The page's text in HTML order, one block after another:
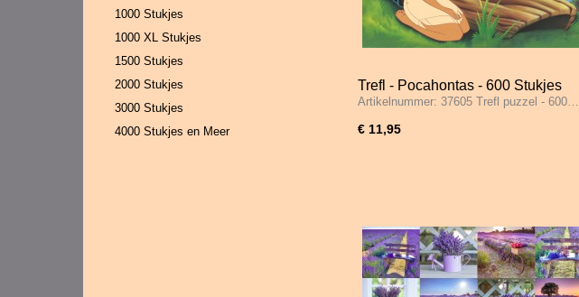
1000 Stukjes
1000 XL Stukjes
1500 Stukjes
2000 Stukjes
3000 Stukjes
4000 Stukjes en Meer
Trefl - Pocahontas - 600 Stukjes
Artikelnummer: 37605 Trefl puzzel - 600…
€ 11,95